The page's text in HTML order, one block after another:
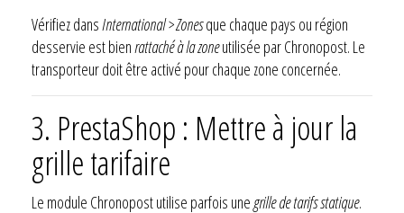
Vérifiez dansInternational > Zonesque chaque pays ou région
desservie est bien rattaché à la zoneutilisée par Chronopost. Le
transporteur doit être activé pour chaque zone concernée.
3. PrestaShop : Mettre à jour la
grille tarifaire
Le module Chronopost utilise parfois une grille de tarifs statique.